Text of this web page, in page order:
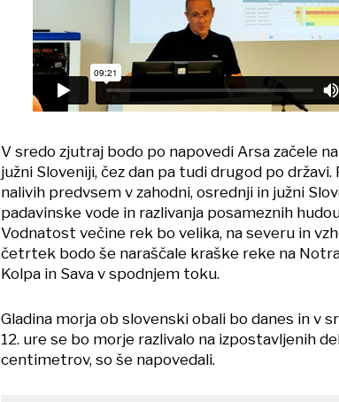
V sredo zjutraj bodo po napovedi Arsa začele
južni Sloveniji, čez dan pa tudi drugod po
nalivih predvsem v zahodni, osrednji in južni
padavinske vode in razlivanja posameznih
Vodnatost večine rek bo velika, na severu in
četrtek bodo še naraščale kraške reke na
Kolpa in Sava v spodnjem toku.
Gladina morja ob slovenski obali bo danes in v
12. ure se bo morje razlivalo na izpostavljenih
centimetrov, so še napovedali.